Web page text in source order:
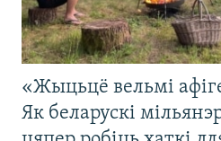
«Жыцьцё вельмі
Як беларускі